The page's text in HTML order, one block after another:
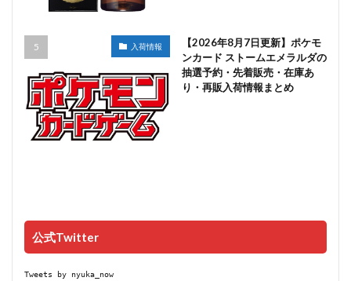
入荷情報
【2026年8月7日更新】ポケモ
ンカード ストームエメラルダの
抽選予約・先着販売・在庫あ
り・再販入荷情報まとめ
公式Twitter
Tweets by nyuka_now